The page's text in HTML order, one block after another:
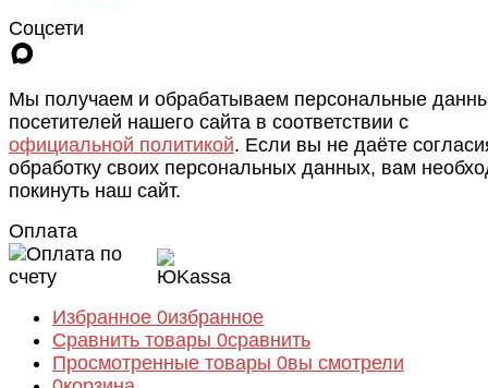
Соцсети
Мы получаем и обрабатываем персональные
посетителей нашего сайта в соответствии с
официальной политикой. Если вы не даёте
обработку своих персональных данных, вам
покинуть наш сайт.
Оплата
Избранное 0избранное
Сравнить товары 0сравнить
Просмотренные товары 0вы смотрели